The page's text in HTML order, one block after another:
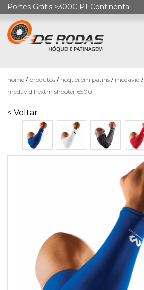
Portes Grátis >300€ PT Continental
HÓQUEI
PATINAGEM
GELO
home produtos hóquei em patins mcdavid
mcdavid hextm shooter 6500
< Voltar